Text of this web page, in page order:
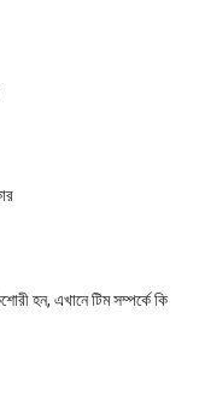
হন, এখানে টিম সম্পর্কে কি